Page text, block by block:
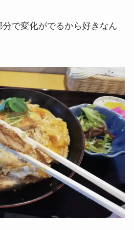
で変化がでるから好きなん